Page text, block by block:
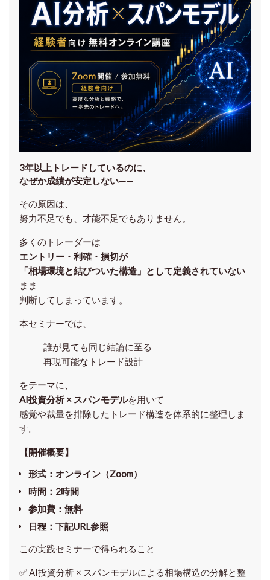
3年以上トレードしているのに、
なぜか成績が安定しない——
その原因は、
努力不足でも、才能不足でもありません。
多くのトレーダーは
エントリー・利確・損切が
「相場環境と結びついた構造」として定義されていない
まま
判断してしまっています。
本セミナーでは、
誰が見ても同じ結論に至る
再現可能なトレード設計
をテーマに、
AI投資分析 × スパンモデルを用いて
感覚や裁量を排除したトレード構造を体系的に整理しま
す。
【開催概要】
形式：オンライン（Zoom）
時間：2時間
参加費：無料
日程：下記URL参照
この実践セミナーで得られること
✅ AI投資分析 × スパンモデルによる相場構造の分解と整